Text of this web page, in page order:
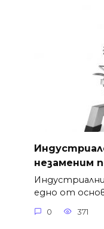
незаменим
едно от
0 371